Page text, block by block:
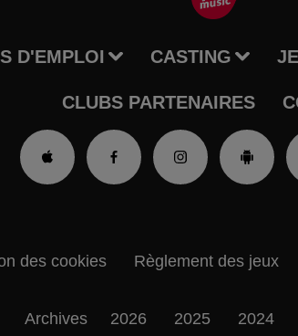
D'EMPLOI CASTING
CLUBS PARTENAIRES
des cookies Règlement des jeux
Archives 2026 2025 2024